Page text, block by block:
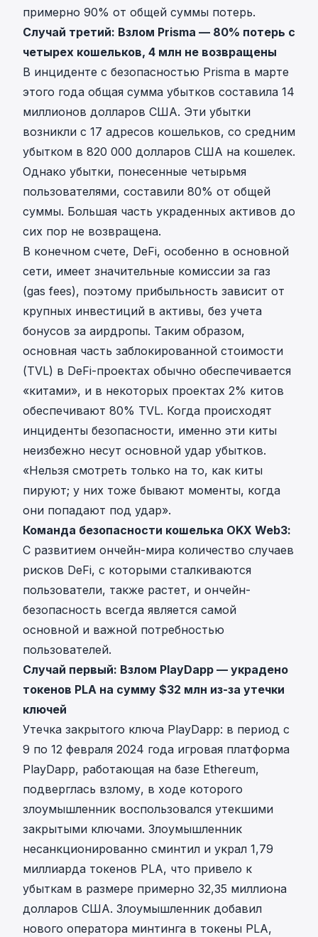
примерно 90% от общей суммы потерь.
Случай третий: Взлом Prisma — 80% потерь с
четырех кошельков, 4 млн не возвращены
В инциденте с безопасностью Prisma в марте
этого года общая сумма убытков составила 14
миллионов долларов США. Эти убытки
возникли с 17 адресов кошельков, со средним
убытком в 820 000 долларов США на кошелек.
Однако убытки, понесенные четырьмя
пользователями, составили 80% от общей
суммы. Большая часть украденных активов до
сих пор не возвращена.
В конечном счете, DeFi, особенно в основной
сети, имеет значительные комиссии за газ
(gas fees), поэтому прибыльность зависит от
крупных инвестиций в активы, без учета
бонусов за аирдропы. Таким образом,
основная часть заблокированной стоимости
(TVL) в DeFi-проектах обычно обеспечивается
«китами», и в некоторых проектах 2% китов
обеспечивают 80% TVL. Когда происходят
инциденты безопасности, именно эти киты
неизбежно несут основной удар убытков.
«Нельзя смотреть только на то, как киты
пируют; у них тоже бывают моменты, когда
они попадают под удар».
Команда безопасности кошелька OKX Web3:
С развитием ончейн-мира количество случаев
рисков DeFi, с которыми сталкиваются
пользователи, также растет, и ончейн-
безопасность всегда является самой
основной и важной потребностью
пользователей.
Случай первый: Взлом PlayDapp — украдено
токенов PLA на сумму $32 млн из-за утечки
ключей
Утечка закрытого ключа PlayDapp: в период с
9 по 12 февраля 2024 года игровая платформа
PlayDapp, работающая на базе Ethereum,
подверглась взлому, в ходе которого
злоумышленник воспользовался утекшими
закрытыми ключами. Злоумышленник
несанкционированно сминтил и украл 1,79
миллиарда токенов PLA, что привело к
убыткам в размере примерно 32,35 миллиона
долларов США. Злоумышленник добавил
нового оператора минтинга в токены PLA,